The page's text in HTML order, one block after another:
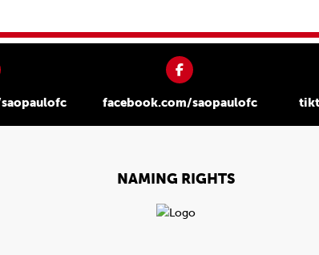
facebook.com/saopaulofc
NAMING RIGHTS